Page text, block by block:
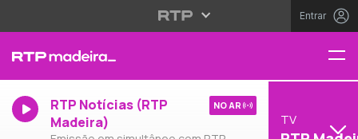
Entrar
RTP Notícias (RTP
Madeira)
NO AR
TV